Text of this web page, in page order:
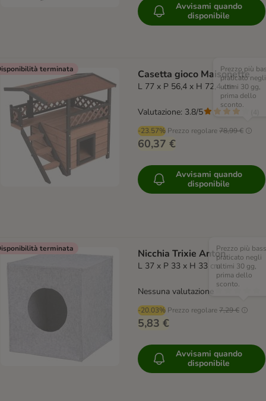
Avvisami quando
disponibile
terminata Casetta gioco Maisonette
L 77 x P 56,4 x H 72,4 cm
-23.57% Prezzo regolare78,99 €
Prezzo più
praticato negli
ultimi 30 gg,
prima dello
sconto.
60,37 €
Valutazione: 3.8/5
Avvisami quando
disponibile
terminata Nicchia Trixie Anton
L 37 x P 33 x H 33 cm
-20.03% Prezzo regolare7,29 €
Prezzo più
praticato negli
ultimi 30 gg,
prima dello
sconto.
5,83 €
Nessuna valutazione
Avvisami quando
disponibile